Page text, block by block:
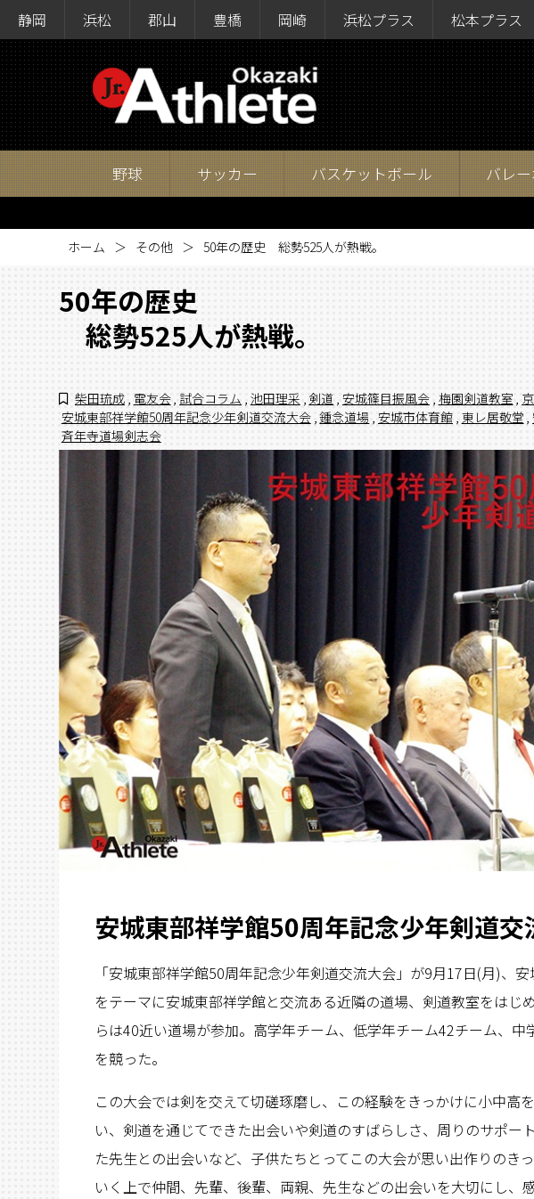
静岡 浜松 郡山 豊橋 岡崎 浜松プラス 松本プラス
野球 サッカー バスケットボール バレ
ホーム その他 50年の歴史 総勢525人が熱戦。
50年の歴史
総勢525人が熱戦。
柴田琉成 , 電友会, 試合コラム , 池田理采 , 剣道 , 安城篠目振風会 , 梅園剣道教室 ,
安城東部祥学館50周年記念少年剣道交流大会 ,鍾念道場 , 安城市体育館 , 東レ居敬堂 ,
斉年寺道場剣志会
安城東部祥学館50周年記念少年剣道交
「安城東部祥学館50周年記念少年剣道交流大会」が9月17日(月)、
をテーマに安城東部祥学館と交流ある近隣の道場、剣道教室をはじ
らは40近い道場が参加。高学年チーム、低学年チーム42チーム、
を競った。
この大会では剣を交えて切磋琢磨し、この経験をきっかけに小中高
い、剣道を通じてできた出会いや剣道のすばらしさ、周りのサポー
た先生との出会いなど、子供たちとってこの大会が思い出作りのき
いく上で仲間、先輩、後輩、両親、先生などの出会いを大切にし、